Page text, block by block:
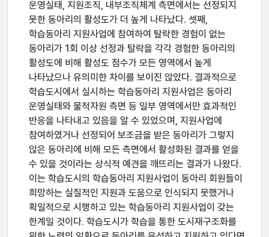
운영실태, 지원조직, 내부조직체계 측면에서는 선정되지
못한 동아리의 활성도가 더 높게 나타났다. 셋째,
학습동아리 지원사업에 참여하여 탈락한 경험이 없는
동아리가 1회 이상 선정과 탈락을 각각 경험한 동아리의
활성도에 비해 활성도 점수가 모든 영역에서 높게
나타났으나 유의미한 차이를 보이진 않았다. 결과적으로
학습도시에서 실시하는 학습동아리 지원사업은 동아리
운영실태와 물적자원 측면 등 일부 영역에서만 효과적인
반응을 나타내고 있음을 알 수 있었으며, 지원사업에
참여하였거나 선정되어 보조금을 받은 동아리가 그렇지
않은 동아리에 비해 모든 측면에서 활성화된 결과를 얻을
수 있을 것이라는 상식적 예견을 깨뜨리는 결과가 나왔다.
이는 학습도시의 학습동아리 지원사업이 동아리 회원들이
희망하는 실질적인 지원과 도움으로 인식되지 못했거나
획일적으로 시행하고 있는 학습동아리 지원사업이 갖는
한계일 것이다. 학습도시가 학습을 통한 도시재구조화를